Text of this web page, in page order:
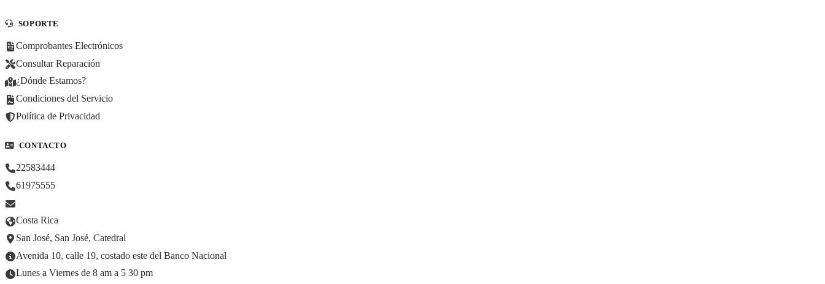
SOPORTE
Comprobantes Electrónicos
Consultar Reparación
¿Dónde Estamos?
Condiciones del Servicio
Política de Privacidad
CONTACTO
22583444
61975555
Costa Rica
San José, San José, Catedral
Avenida 10, calle 19, costado este del Banco Nacional
Lunes a Viernes de 8 am a 5 30 pm